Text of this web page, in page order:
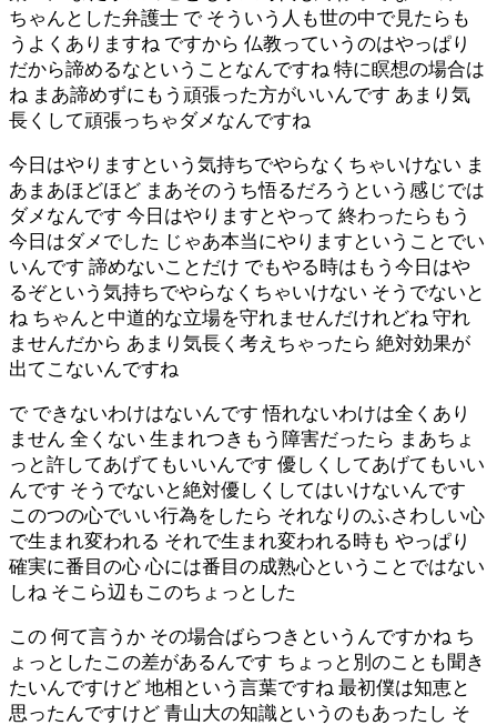
ちゃんとした弁護士 で そういう人も世の中で見たらも
うよくありますね ですから 仏教っていうのはやっぱり
だから諦めるなということなんですね 特に瞑想の場合は
ね まあ諦めずにもう頑張った方がいいんです あまり気
長くして頑張っちゃダメなんですね
今日はやりますという気持ちでやらなくちゃいけない ま
あまあほどほど まあそのうち悟るだろうという感じでは
ダメなんです 今日はやりますとやって 終わったらもう
今日はダメでした じゃあ本当にやりますということでい
いんです 諦めないことだけ でもやる時はもう今日はや
るぞという気持ちでやらなくちゃいけない そうでないと
ね ちゃんと中道的な立場を守れませんだけれどね 守れ
ませんだから あまり気長く考えちゃったら 絶対効果が
出てこないんですね
で できないわけはないんです 悟れないわけは全くあり
ません 全くない 生まれつきもう障害だったら まあちょ
っと許してあげてもいいんです 優しくしてあげてもいい
んです そうでないと絶対優しくしてはいけないんです
このつの心でいい行為をしたら それなりのふさわしい心
で生まれ変われる それで生まれ変われる時も やっぱり
確実に番目の心 心には番目の成熟心ということではない
しね そこら辺もこのちょっとした
この 何て言うか その場合ばらつきというんですかね ち
ょっとしたこの差があるんです ちょっと別のことも聞き
たいんですけど 地相という言葉ですね 最初僕は知恵と
思ったんですけど 青山大の知識というのもあったし そ